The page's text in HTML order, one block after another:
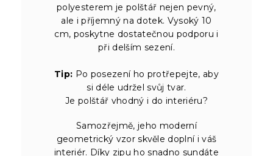
polyesterem je polštář nejen pevný,
ale i příjemný na dotek. Vysoký 10
cm, poskytne dostatečnou podporu i
při delším sezení.
Tip: Po posezení ho protřepejte, aby
si déle udržel svůj tvar.
Je polštář vhodný i do interiéru?
Samozřejmě, jeho moderní
geometrický vzor skvěle doplní i váš
interiér. Díky zipu ho snadno sundáte